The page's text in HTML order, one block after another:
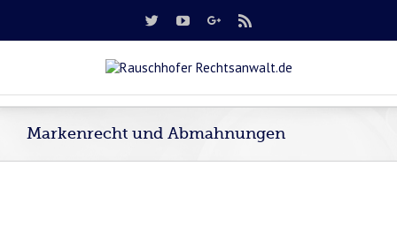
Markenrecht und Abmahnungen